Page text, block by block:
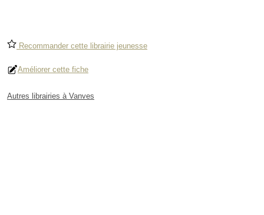
Recommander cette librairie jeunesse
Améliorer cette fiche
Autres librairies à Vanves